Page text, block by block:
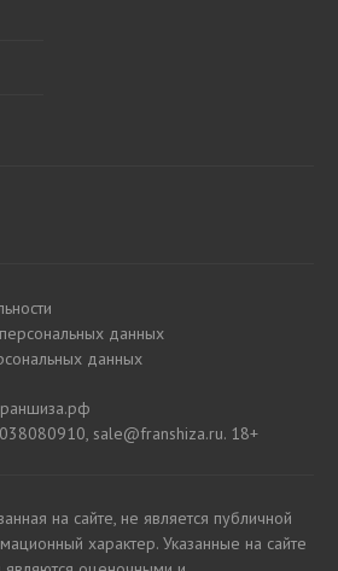
данных
данных
sale@franshiza.ru. 18+
на сайте, не является публичной
характер. Указанные на сайте